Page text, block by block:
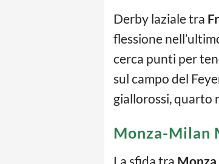
Derby laziale tra
flessione
cerca punti per
sul campo del
giallorossi, quarto
Monza-Milan
La sfida tra Monza